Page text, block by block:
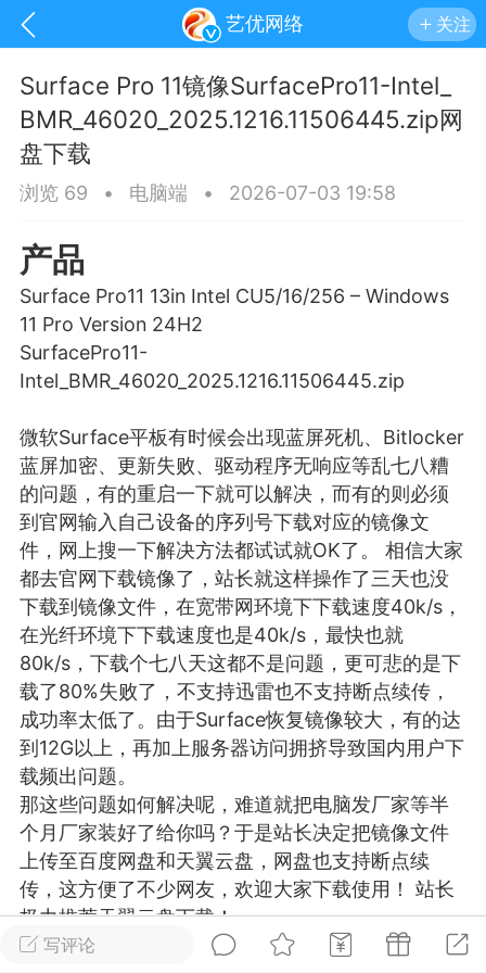
艺优网络 关注
游戏 兴趣 美图
问答 闲谈 官方
任务 排行 历史
网络
VIP 7
29 21:24
电脑端 Surface Laptop Go 2
Laptop Go 2镜像
网盘下载
Laptop Go 2 i5/8/128 – Windows
写评论
Surface Pro 11镜像SurfacePro11-Intel_
BMR_46020_2025.1216.11506445.zip网
盘下载
浏览 69 • 电脑端 • 2026-07-03 19:58
产品
Surface Pro11 13in Intel CU5/16/256 – Windows
11 Pro Version 24H2
SurfacePro11-
Intel_BMR_46020_2025.1216.11506445.zip
微软Surface平板有时候会出现蓝屏死机、Bitlocker
蓝屏加密、更新失败、驱动程序无响应等乱七八糟
的问题，有的重启一下就可以解决，而有的则必须
到官网输入自己设备的序列号下载对应的镜像文
件，网上搜一下解决方法都试试就OK了。 相信大家
都去官网下载镜像了，站长就这样操作了三天也没
下载到镜像文件，在宽带网环境下下载速度40k/s，
在光纤环境下下载速度也是40k/s，最快也就
80k/s，下载个七八天这都不是问题，更可悲的是下
载了80%失败了，不支持迅雷也不支持断点续传，
成功率太低了。由于Surface恢复镜像较大，有的达
到12G以上，再加上服务器访问拥挤导致国内用户下
载频出问题。
那这些问题如何解决呢，难道就把电脑发厂家等半
个月厂家装好了给你吗？于是站长决定把镜像文件
上传至百度网盘和天翼云盘，网盘也支持断点续
传，这方便了不少网友，欢迎大家下载使用！ 站长
极力推荐天翼云盘下载！
注：此教程为微软官网提供的教程，若按此教程不